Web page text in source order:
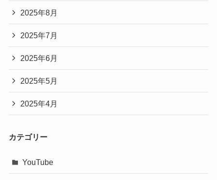
2025年8月
2025年7月
2025年6月
2025年5月
2025年4月
カテゴリー
YouTube